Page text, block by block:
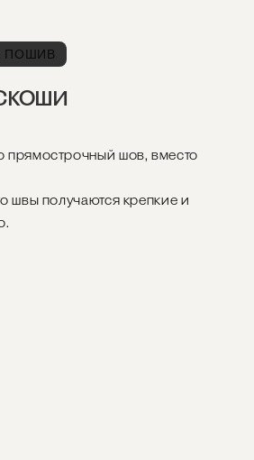
ПОШИВ
прямострочный шов, вместо
швы получаются крепкие и